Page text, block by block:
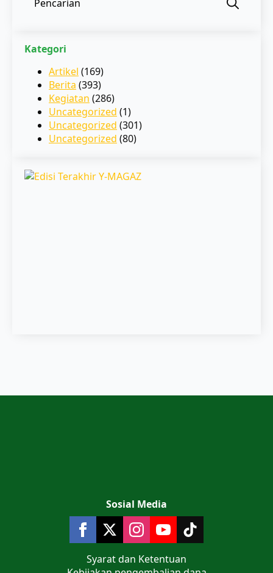
Kategori
Artikel (169)
Berita (393)
Kegiatan (286)
Uncategorized (1)
Uncategorized (301)
Uncategorized (80)
Sosial Media
Syarat dan Ketentuan